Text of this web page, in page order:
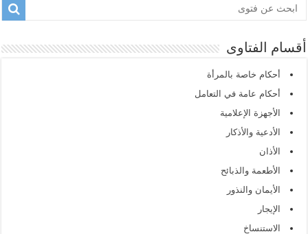
أقسام الفتاوى
أحكام خاصة بالمرأة
أحكام عامة في التعامل
الأجهزة الإعلامية
الأدعية والأذكار
الأذان
الأطعمة والذبائح
الأيمان والنذور
الإيجار
الاستنساخ